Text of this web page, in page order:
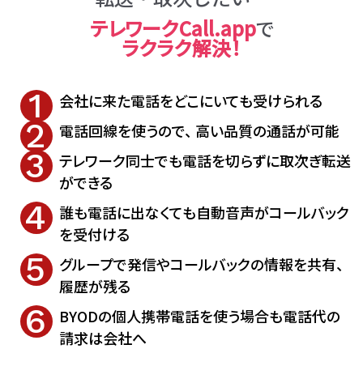
テレワークCall.appで
ラクラク解決！
会社に来た電話をどこにいても受けられる
電話回線を使うので、 高い品質の通話が可能
テレワーク同士でも電話を切らずに取次ぎ転送
ができる
誰も電話に出なくても自動音声がコールバック
を受付ける
グループで発信やコールバックの情報を共有、
履歴が残る
BYODの個人携帯電話を使う場合も電話代の
請求は会社へ